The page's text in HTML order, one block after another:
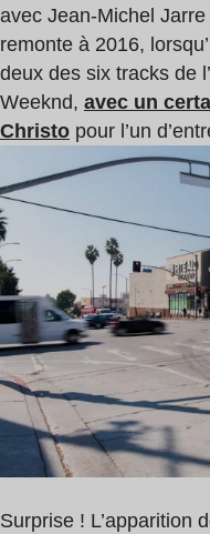
avec Jean-Michel
remonte à 2016,
deux des six tracks de
Weeknd, avec un
Christo pour l’un
Surprise ! L’apparition